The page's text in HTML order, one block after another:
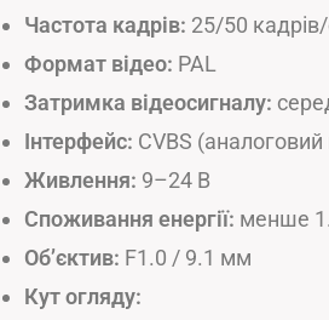
Частота кадрів: 25/50
Формат відео: PAL
Затримка відеосигналу:
Інтерфейс: CVBS (аналоговий
Живлення: 9–24 В
Споживання енергії: менше
Об’єктив: F1.0 / 9.1 мм
Кут огляду: